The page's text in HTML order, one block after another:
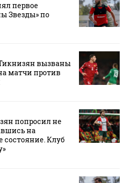
первое
Звезды» по
вызваны
матчи против
попросил не
на
состояние. Клуб